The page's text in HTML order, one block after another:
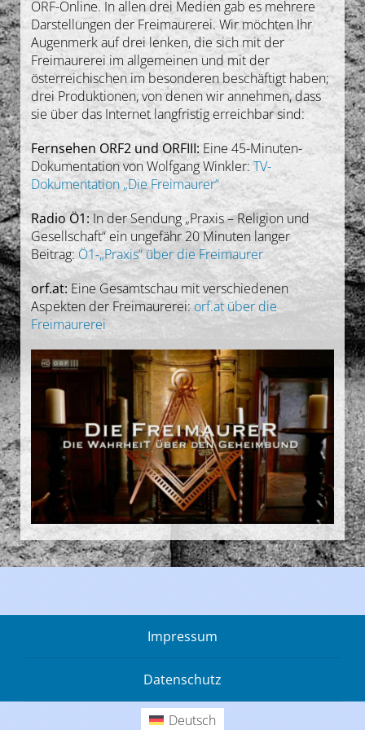
Gedanken
Deutsch
ORF-Online. In allen drei Medien gab es mehrere
Darstellungen der Freimaurerei. Wir möchten Ihr
Augenmerk auf drei lenken, die sich mit der
Freimaurerei im allgemeinen und mit der
österreichischen im besonderen beschäftigt haben;
drei Produktionen, von denen wir annehmen, dass
sie über das Internet langfristig erreichbar sind:
Fernsehen ORF2 und ORFIII: Eine 45-Minuten-
Dokumentation von Wolfgang Winkler: TV-
Dokumentation „Die Freimaurer“
Radio Ö1: In der Sendung „Praxis – Religion und
Gesellschaft“ ein ungefähr 20 Minuten langer
Beitrag: Ö1-„Praxis“ über die Freimaurer
orf.at: Eine Gesamtschau mit verschiedenen
Aspekten der Freimaurerei:orf.at über die
Freimaurerei
Impressum
Datenschutz
Deutsch